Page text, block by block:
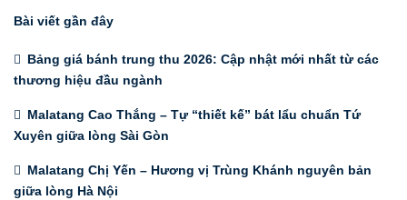
Bài viết gần đây
Bảng giá bánh trung thu 2026: Cập nhật mới nhất từ các
thương hiệu đầu ngành
Malatang Cao Thắng – Tự “thiết kế” bát lẩu chuẩn Tứ
Xuyên giữa lòng Sài Gòn
Malatang Chị Yến – Hương vị Trùng Khánh nguyên bản
giữa lòng Hà Nội